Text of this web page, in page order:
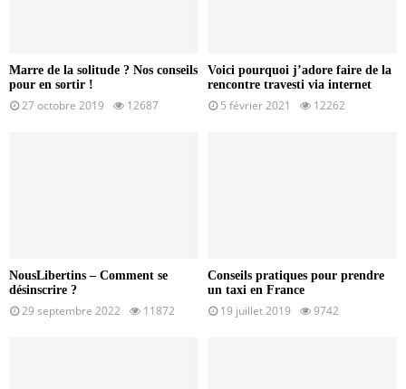
Marre de la solitude ? Nos conseils
pour en sortir !
27 octobre 2019 12687
Voici pourquoi j’adore faire de la
rencontre travesti via internet
5 février 2021 12262
NousLibertins – Comment se
désinscrire ?
29 septembre 2022 11872
Conseils pratiques pour prendre
un taxi en France
19 juillet 2019 9742